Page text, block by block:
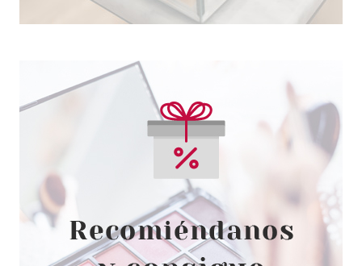
CATRICE
CATRICE SPRING AWAKENING
PERFECCIONADOR DE LABIOS
LIP PERFECTOR C01 SPRING
TO LIFE
-13%
desde
4.93€